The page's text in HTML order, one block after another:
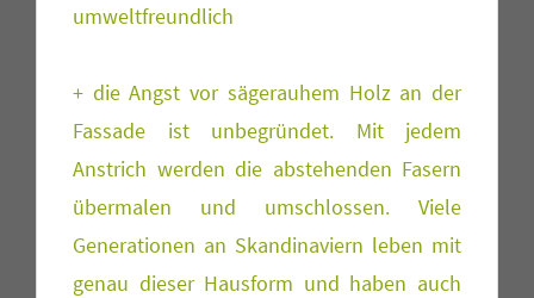
umweltfreundlich
+ die Angst vor sägerauhem Holz an der
Fassade ist unbegründet. Mit jedem
Anstrich werden die abstehenden Fasern
übermalen und umschlossen. Viele
Generationen an Skandinaviern leben mit
genau dieser Hausform und haben auch